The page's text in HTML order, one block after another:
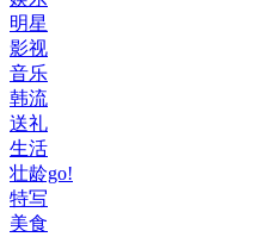
明星
影视
音乐
韩流
送礼
生活
壮龄go!
特写
美食